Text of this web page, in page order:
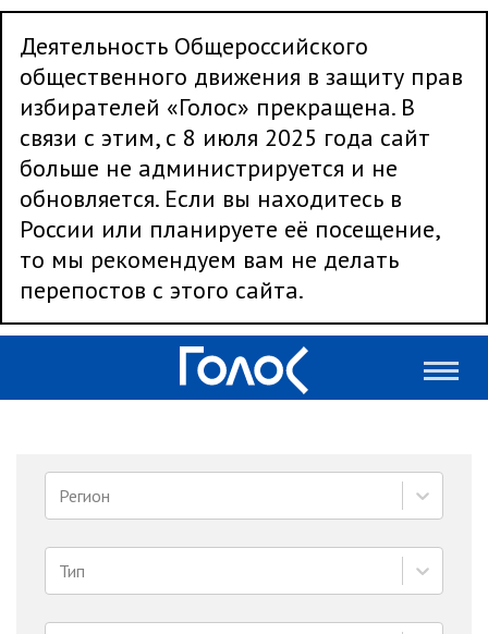
Деятельность Общероссийского
общественного движения в защиту прав
избирателей «Голос» прекращена. В
связи с этим, с 8 июля 2025 года сайт
больше не администрируется и не
обновляется. Если вы находитесь в
России или планируете её посещение,
то мы рекомендуем вам не делать
перепостов с этого сайта.
Регион
Тип